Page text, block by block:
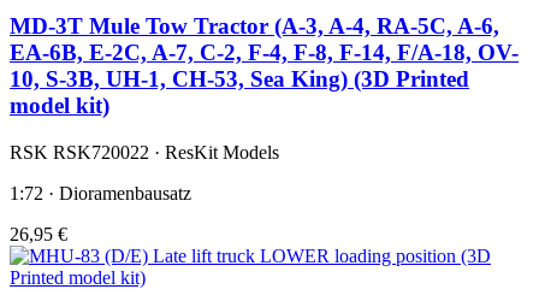
MD-3T Mule Tow Tractor (A-3, A-4, RA-5C, A-6,
EA-6B, E-2C, A-7, C-2, F-4, F-8, F-14, F/A-18, OV-
10, S-3B, UH-1, CH-53, Sea King) (3D Printed
model kit)
RSK RSK720022 · ResKit Models
1:72 · Dioramenbausatz
26,95 €